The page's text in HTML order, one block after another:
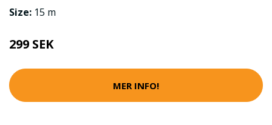
Size: 15 m
299 SEK
MER INFO!